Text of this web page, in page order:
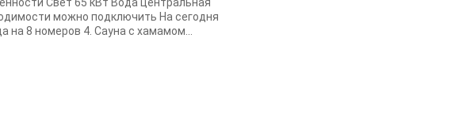
можно подключить На сегодня
на 8 номеров 4. Сауна с хамамом...